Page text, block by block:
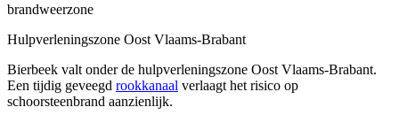
brandweerzone
Hulpverleningszone Oost Vlaams-Brabant
Bierbeek valt onder de hulpverleningszone Oost Vlaams-Brabant.
Een tijdig geveegd rookkanaal verlaagt het risico op
schoorsteenbrand aanzienlijk.